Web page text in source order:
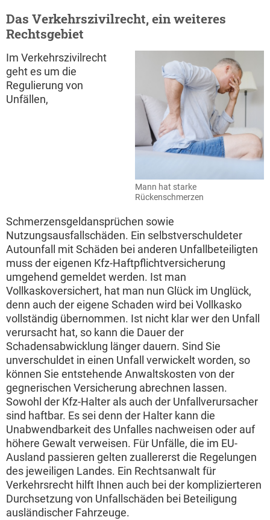
Das Verkehrszivilrecht, ein weiteres
Rechtsgebiet
Mann hat starke
Rückenschmerzen
Im Verkehrszivilrecht
geht es um die
Regulierung von
Unfällen,
Schmerzensgeldansprüchen sowie
Nutzungsausfallschäden. Ein selbstverschuldeter
Autounfall mit Schäden bei anderen Unfallbeteiligten
muss der eigenen Kfz-Haftpflichtversicherung
umgehend gemeldet werden. Ist man
Vollkaskoversichert, hat man nun Glück im Unglück,
denn auch der eigene Schaden wird bei Vollkasko
vollständig übernommen. Ist nicht klar wer den Unfall
verursacht hat, so kann die Dauer der
Schadensabwicklung länger dauern. Sind Sie
unverschuldet in einen Unfall verwickelt worden, so
können Sie entstehende Anwaltskosten von der
gegnerischen Versicherung abrechnen lassen.
Sowohl der Kfz-Halter als auch der Unfallverursacher
sind haftbar. Es sei denn der Halter kann die
Unabwendbarkeit des Unfalles nachweisen oder auf
höhere Gewalt verweisen. Für Unfälle, die im EU-
Ausland passieren gelten zuallererst die Regelungen
des jeweiligen Landes. Ein Rechtsanwalt für
Verkehrsrecht hilft Ihnen auch bei der komplizierteren
Durchsetzung von Unfallschäden bei Beteiligung
ausländischer Fahrzeuge.